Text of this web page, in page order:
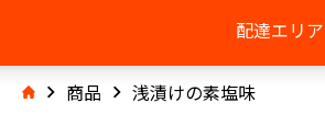
配達エリア
商品 浅漬けの素塩味